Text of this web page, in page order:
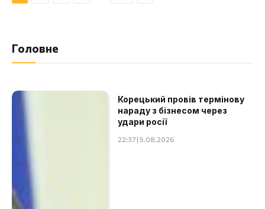
Головне
Корецький провів термінову
нараду з бізнесом через
удари росії
22:37 | 5.08.2026